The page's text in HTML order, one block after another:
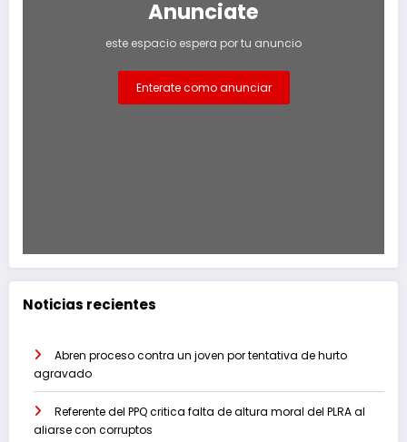
Anunciate
este espacio espera por tu anuncio
Enterate como anunciar
Noticias recientes
Abren proceso contra un joven por tentativa de hurto
agravado
Referente del PPQ critica falta de altura moral del PLRA al
aliarse con corruptos